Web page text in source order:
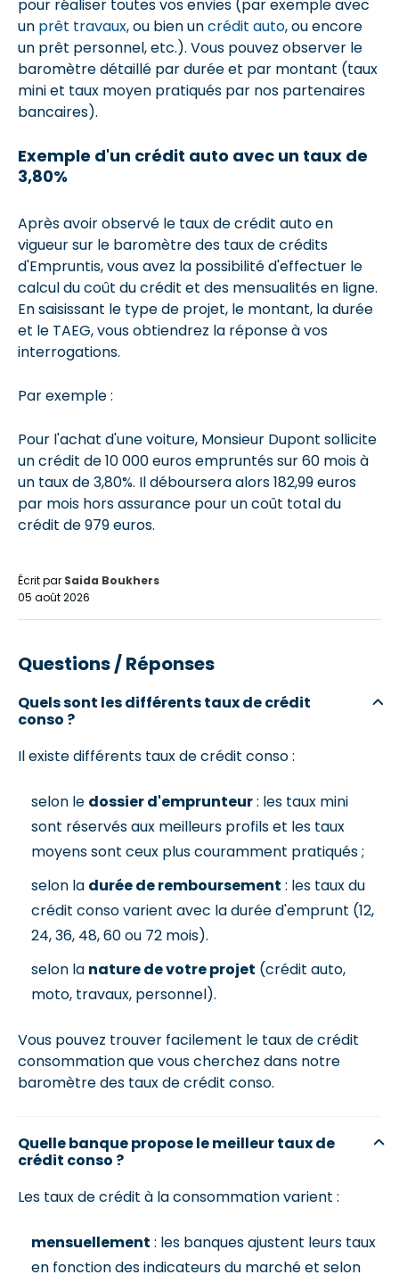
pour réaliser toutes vos envies (par exemple avec
un prêt travaux, ou bien uncrédit auto, ou encore
un prêt personnel, etc.). Vous pouvez observer le
baromètre détaillé par durée et par montant (taux
mini et taux moyen pratiqués par nos partenaires
bancaires).
Exemple d'un crédit auto avec un taux de
3,80%
Après avoir observé le taux de crédit auto en
vigueur sur le baromètre des taux de crédits
d'Empruntis, vous avez la possibilité d'effectuer le
calcul du coût du crédit et des mensualités en ligne.
En saisissant le type de projet, le montant, la durée
et le TAEG, vous obtiendrez la réponse à vos
interrogations.
Par exemple :
Pour l'achat d'une voiture, Monsieur Dupont sollicite
un crédit de 10 000 euros empruntés sur 60 mois à
un taux de 3,80%. Il déboursera alors 182,99 euros
par mois hors assurance pour un coût total du
crédit de 979 euros.
Écrit par Saida Boukhers
05 août 2026
Questions / Réponses
Quels sont les différents taux de crédit
conso ?
Il existe différents taux de crédit conso :
selon le dossier d'emprunteur: les taux mini
sont réservés aux meilleurs profils et les taux
moyens sont ceux plus couramment pratiqués ;
selon la durée de remboursement : les taux du
crédit conso varient avec la durée d'emprunt (12,
24, 36, 48, 60 ou 72 mois).
selon la nature de votre projet (crédit auto,
moto, travaux, personnel).
Vous pouvez trouver facilement le taux de crédit
consommation que vous cherchez dans notre
baromètre des taux de crédit conso.
Quelle banque propose le meilleur taux de
crédit conso ?
Les taux de crédit à la consommation varient :
mensuellement : les banques ajustent leurs taux
en fonction des indicateurs du marché et selon